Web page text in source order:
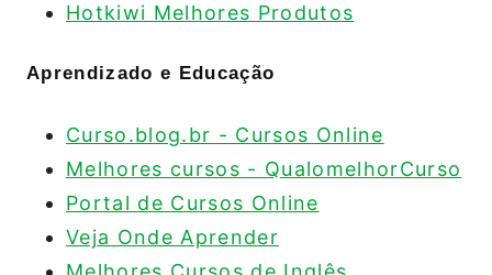
Hotkiwi Melhores Produtos
Aprendizado e Educação
Curso.blog.br - Cursos Online
Melhores cursos - QualomelhorCurso
Portal de Cursos Online
Veja Onde Aprender